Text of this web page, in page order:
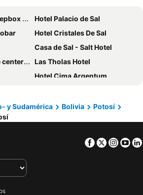
Uyuni
Hotel Palacio de Sal
Hotel Cristales De Sal
Casa de Sal - Salt Hotel
of Uyuni
Las Tholas Hotel
Hotel Cima Argentum
Hotel Kachi de Uyuni
Hostel
y Sudamérica Bolivia
Potosí
Facebook
Twitter